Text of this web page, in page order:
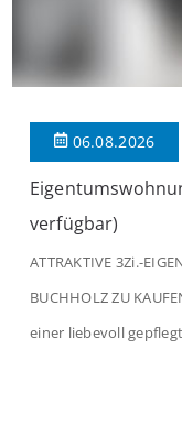
06.08.2026
verfügbar)
ATTRAKTIVE 3Zi.-
BUCHHOLZ ZU
einer liebevoll